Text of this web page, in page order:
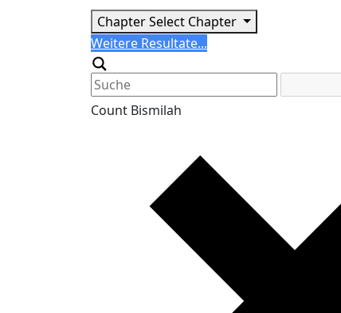
ChapterSelect Chapter
Search
Weitere Resultate...
Generic filters
Count Bismilah